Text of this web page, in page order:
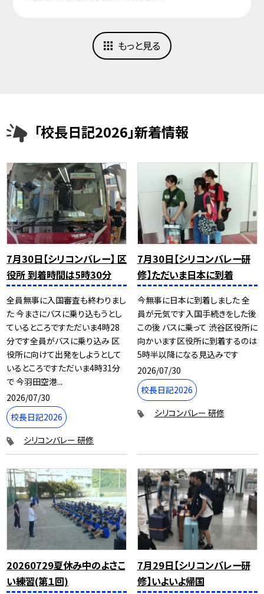
もっと見る
「校長日記2026」新着情報
7月30日【シリコンバレー】 区
役所 到着時間は5時30分
全員無事に入国審査も終わりまし
た 今まさにバスに乗り込もうとし
ているところですただいま4時28
分です全員がバスに乗り込み 区
役所に向けて出発をしようとして
いるところですただいま4時31分
で 今羽田空港...
2026/07/30
校長日記2026
シリコンバレー 研修
7月30日【シリコンバレー研
修】ただいま日本に到着
今無事に日本に到着しました 全
員が元気です入国手続きをした後
この後 バスに乗って 渋谷区役所に
向かいます区役所に到着するのは
5時半以降になる見込みです
2026/07/30
校長日記2026
シリコンバレー 研修
20260729夏休み中のよさこ
い練習(第１回)
7月29日【シリコンバレー研
修】いよいよ帰国